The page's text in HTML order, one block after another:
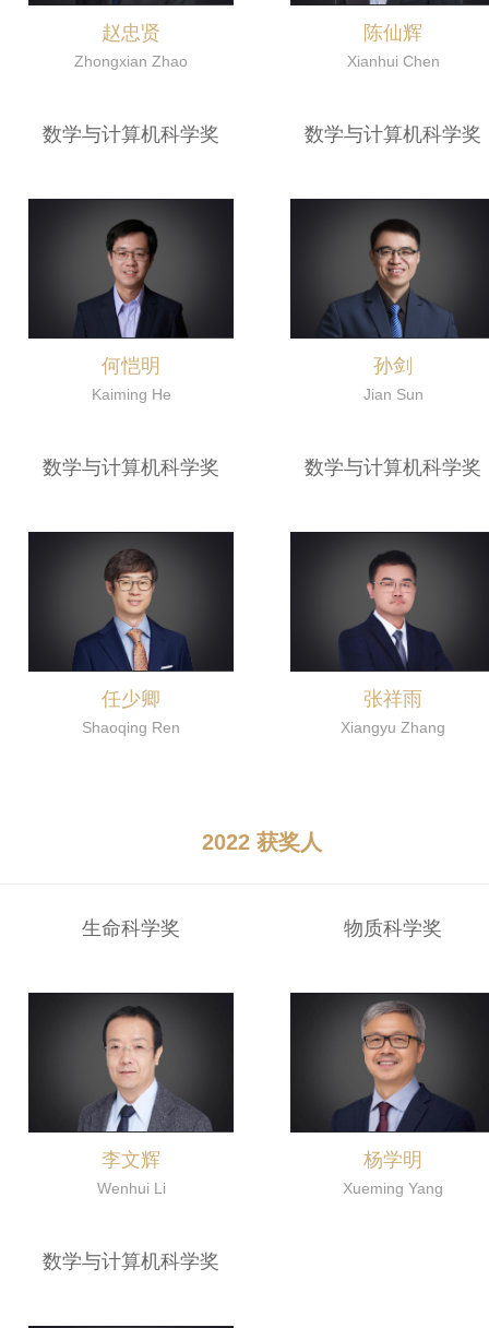
赵忠贤
Zhongxian Zhao
陈仙辉
Xianhui Chen
数学与计算机科学奖
何恺明
Kaiming He
数学与计算机科学奖
孙剑
Jian Sun
数学与计算机科学奖
任少卿
Shaoqing Ren
数学与计算机科学奖
张祥雨
Xiangyu Zhang
2022 获奖人
生命科学奖
李文辉
Wenhui Li
物质科学奖
杨学明
Xueming Yang
数学与计算机科学奖